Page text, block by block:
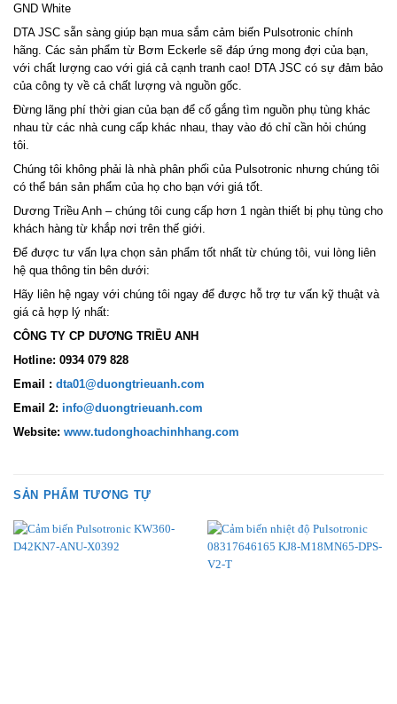
GND White
DTA JSC sẵn sàng giúp bạn mua sắm cảm biến Pulsotronic chính
hãng. Các sản phẩm từ Bơm Eckerle sẽ đáp ứng mong đợi của bạn,
với chất lượng cao với giá cả cạnh tranh cao! DTA JSC có sự đảm bảo
của công ty về cả chất lượng và nguồn gốc.
Đừng lãng phí thời gian của bạn để cố gắng tìm nguồn phụ tùng khác
nhau từ các nhà cung cấp khác nhau, thay vào đó chỉ cần hỏi chúng
tôi.
Chúng tôi không phải là nhà phân phối của Pulsotronic nhưng chúng tôi
có thể bán sản phẩm của họ cho bạn với giá tốt.
Dương Triều Anh – chúng tôi cung cấp hơn 1 ngàn thiết bị phụ tùng cho
khách hàng từ khắp nơi trên thế giới.
Để được tư vấn lựa chọn sản phẩm tốt nhất từ chúng tôi, vui lòng liên
hệ qua thông tin bên dưới:
Hãy liên hệ ngay với chúng tôi ngay để được hỗ trợ tư vấn kỹ thuật và
giá cả hợp lý nhất:
CÔNG TY CP DƯƠNG TRIỀU ANH
Hotline: 0934 079 828
Email : dta01@duongtrieuanh.com
Email 2: info@duongtrieuanh.com
Website: www.tudonghoachinhhang.com
SẢN PHẨM TƯƠNG TỰ